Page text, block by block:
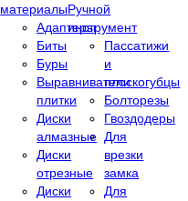
материалы
Адаптеры
Биты
Буры
Выравниватели
плитки
Диски
алмазные
Диски
отрезные
Диски
Ручной
инструмент
Пассатижи
и
плоскогубцы
Болторезы
Гвоздодеры
Для
врезки
замка
Для